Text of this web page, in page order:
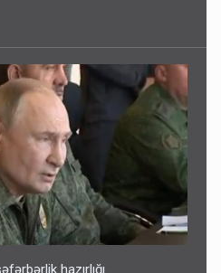
hazırlığı...